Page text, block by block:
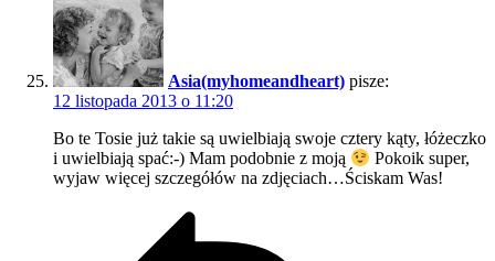
Asia(myhomeandheart) pisze:
12 listopada 2013 o 11:20
Bo te Tosie już takie są uwielbiają swoje cztery kąty, łóżeczko
i uwielbiają spać:-) Mam podobnie z moją
Pokoik super,
wyjaw więcej szczegółów na zdjęciach…Ściskam Was!